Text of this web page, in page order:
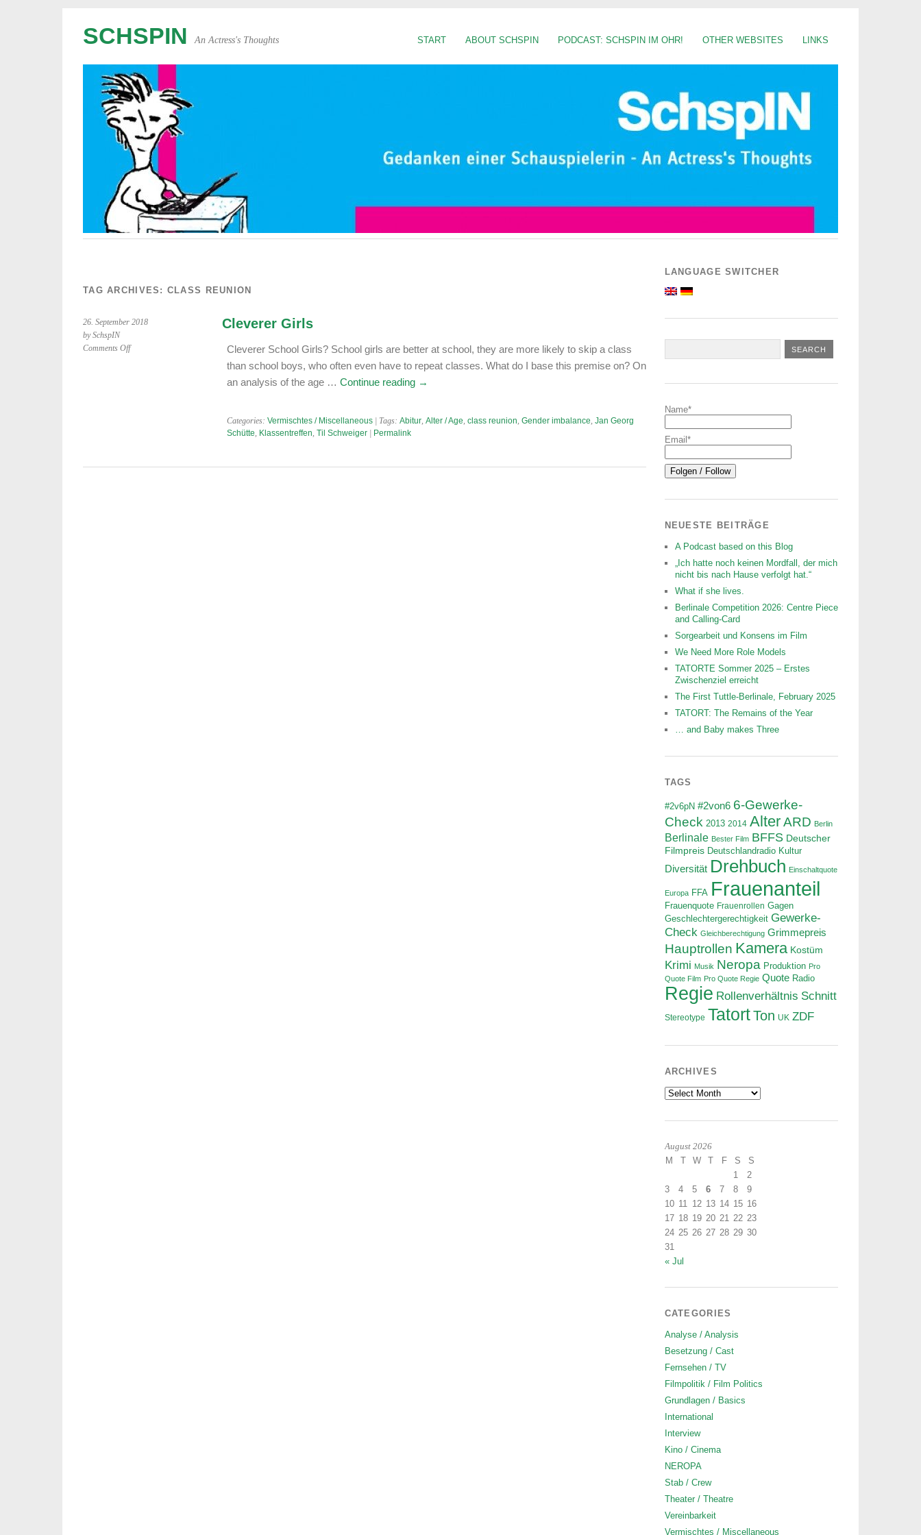
START ABOUT SCHSPIN PODCAST: SCHSPIN IM OHR! OTHER WEBSITES LINKS
SCHSPIN An Actress's Thoughts
TAG ARCHIVES: CLASS REUNION
26. September 2018
by SchspIN
Comments Offon
Cleverer Girls
Cleverer School Girls? School girls are better at school, they are more likely to skip a class
than school boys, who often even have to repeat classes. What do I base this premise on? On
an analysis of the age … Continue reading →
Categories: Vermischtes / Miscellaneous| Tags: Abitur, Alter / Age, class reunion, Gender imbalance, Jan Georg
Schütte, Klassentreffen, Til Schweiger| Permalink
LANGUAGE SWITCHER
Name*
Email*
NEUESTE BEITRÄGE
A Podcast based on this Blog
„Ich hatte noch keinen Mordfall, der mich
nicht bis nach Hause verfolgt hat.“
What if she lives.
Berlinale Competition 2026: Centre Piece
and Calling-Card
Sorgearbeit und Konsens im Film
We Need More Role Models
TATORTE Sommer 2025 – Erstes
Zwischenziel erreicht
The First Tuttle-Berlinale, February 2025
TATORT: The Remains of the Year
… and Baby makes Three
TAGS
#2v6pN #2von6 6-Gewerke-
Check 2013 2014 Alter ARD Berlin
Berlinale Bester Film BFFS Deutscher
Filmpreis Deutschlandradio Kultur
Diversität Drehbuch Einschaltquote
Europa FFA Frauenanteil
Frauenquote Frauenrollen Gagen
Geschlechtergerechtigkeit Gewerke-
Check Gleichberechtigung Grimmepreis
Hauptrollen Kamera Kostüm
Krimi Musik Neropa Produktion Pro
Quote Film Pro Quote Regie Quote Radio
Regie Rollenverhältnis Schnitt
Stereotype Tatort Ton UK ZDF
ARCHIVES
Archives
August 2026
M T W T F S
S
1
2
3
4 5 6 7 8
9
10 11 12 13 14 15 16
17 18 19 20 21 22 23
24 25 26 27 28 29 30
31
« Jul
CATEGORIES
Analyse / Analysis
Besetzung / Cast
Fernsehen / TV
Filmpolitik / Film Politics
Grundlagen / Basics
International
Interview
Kino / Cinema
NEROPA
Stab / Crew
Theater / Theatre
Vereinbarkeit
Vermischtes / Miscellaneous